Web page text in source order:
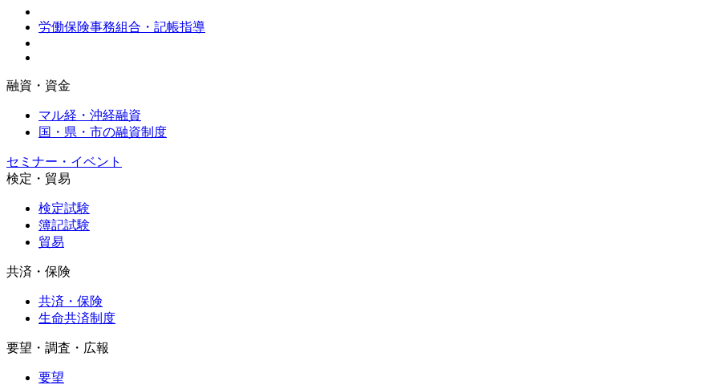
労働保険事務組合・記帳指導
融資・資金
マル経・沖経融資
国・県・市の融資制度
セミナー・イベント
検定・貿易
検定試験
簿記試験
貿易
共済・保険
共済・保険
生命共済制度
要望・調査・広報
要望